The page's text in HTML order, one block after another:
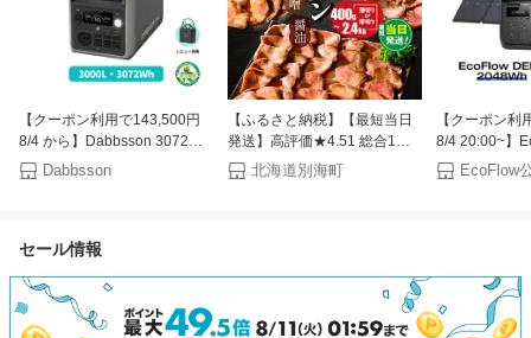
【クーポン利用で143,500円
8/4 から】Dabbsson 3072Wh
ポータブル電源 3000L 3000W
半固体リン酸鉄リチウム 高出
命 4000回サイクル 防災 家庭
Dabbsson
【ふるさと納税】【最短当日
発送】高評価★4.51 総合1位
やわらか 牛タン 400g～
2.4kg（ 厚切り 薄切り ）（ ふ
別海町 ）（クラウドファンデ
北海道別海町
【クーポン利
8/4 20:00~】
ブル電源 ソー
ト DELTA 3
EcoFlow
セール情報